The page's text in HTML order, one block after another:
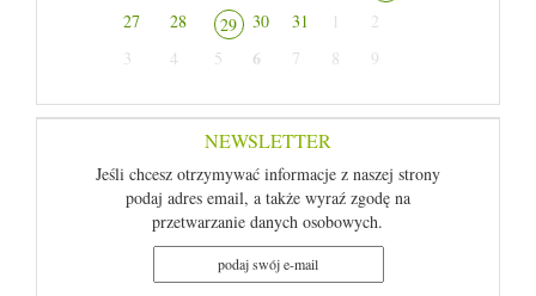
27
28 29 30 31 1
2
3
4 5 6 7 8 9
NEWSLETTER
Jeśli chcesz otrzymywać informacje z naszej strony
podaj adres email, a także wyraź zgodę na
przetwarzanie danych osobowych.